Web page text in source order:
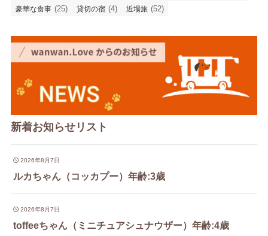
豪華な食事 (25) 貸切の宿 (4) 近場旅 (52)
新着お知らせリスト
2026年8月7日
ルカちゃん（コッカプー）年齢:3歳
2026年8月7日
toffeeちゃん（ミニチュアシュナウザー）年齢:4歳